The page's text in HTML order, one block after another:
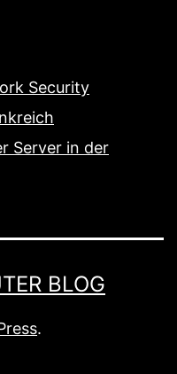
Security
Server in der
BLOG
.